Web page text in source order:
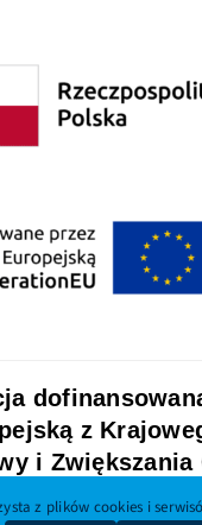
z
i Zwiększania
się więcej o
z plików cookies i